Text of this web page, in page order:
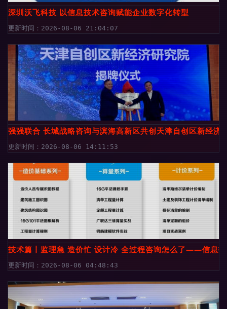
深圳沃飞科技 以信息技术咨询赋能企业数字化转型
更新时间：2026-08-06 21:04:07
强强联合 长城战略咨询与滨海高新区共创天津自创区新经济
更新时间：2026-08-06 14:11:53
技术篇丨监理急 造价忙 设计冷 全过程咨询怎么了——信息
更新时间：2026-08-06 04:48:43